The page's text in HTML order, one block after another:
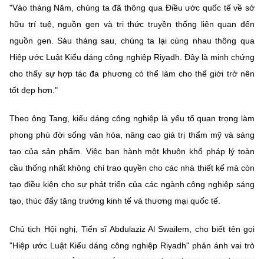
(Ghi rõ nguồn "https://mst.gov.vn" khi phát hành lại thông tin từ
"Vào tháng Năm, chúng ta đã thông qua Điều ước quốc tế về sở
hữu trí tuệ, nguồn gen và tri thức truyền thống liên quan đến
nguồn gen. Sáu tháng sau, chúng ta lại cùng nhau thông qua
Hiệp ước Luật Kiểu dáng công nghiệp Riyadh. Đây là minh chứng
cho thấy sự hợp tác đa phương có thể làm cho thế giới trở nên
tốt đẹp hơn."
Theo ông Tang, kiểu dáng công nghiệp là yếu tố quan trọng làm
phong phú đời sống văn hóa, nâng cao giá trị thẩm mỹ và sáng
tạo của sản phẩm. Việc ban hành một khuôn khổ pháp lý toàn
cầu thống nhất không chỉ trao quyền cho các nhà thiết kế mà còn
tạo điều kiện cho sự phát triển của các ngành công nghiệp sáng
tạo, thúc đẩy tăng trưởng kinh tế và thương mại quốc tế.
Chủ tịch Hội nghị, Tiến sĩ Abdulaziz Al Swailem, cho biết tên gọi
"Hiệp ước Luật Kiểu dáng công nghiệp Riyadh" phản ánh vai trò